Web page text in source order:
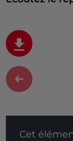
Cet